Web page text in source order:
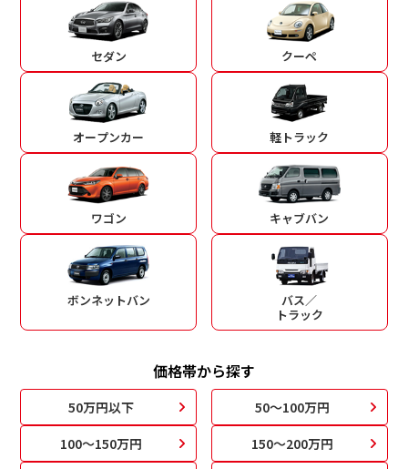
セダン クーペ
オープンカー 軽トラック
ワゴン キャブバン
ボンネットバン
バス／
トラック
価格帯から探す
50万円以下
50～100万円
100～150万円
150～200万円